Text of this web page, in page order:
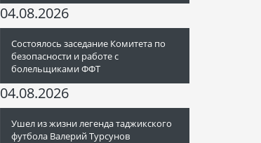
04.08.2026
Состоялось заседание Комитета по
безопасности и работе с
болельщиками ФФТ
04.08.2026
Ушел из жизни легенда таджикского
футбола Валерий Турсунов